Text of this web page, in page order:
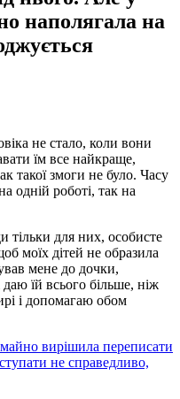
наполягала на
не стало, коли вони
їм все найкраще,
такої змоги не було. Часу
одній роботі, так на
тільки для них, особисте
моїх дітей не образила
мене до дочки,
їй всього більше, ніж
і допомагаю обом
вирішила переписати
не справедливо,